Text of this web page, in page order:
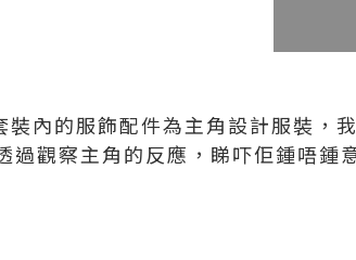
內的服飾配件為主角設計服裝，
觀察主角的反應，睇吓佢鍾唔鍾